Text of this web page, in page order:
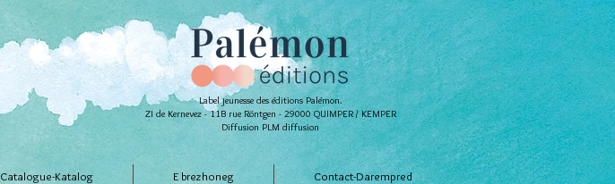
Label jeunesse des éditions Palémon.
ZI de Kernevez - 11B rue Röntgen - 29000 QUIMPER / KEMPER
Diffusion PLM diffusion
Catalogue-Katalog E brezhoneg Contact-Darempred